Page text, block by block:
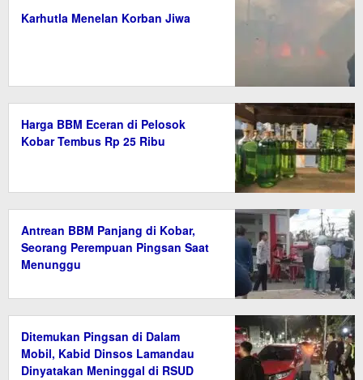
Karhutla Menelan Korban Jiwa
Harga BBM Eceran di Pelosok
Kobar Tembus Rp 25 Ribu
Antrean BBM Panjang di Kobar,
Seorang Perempuan Pingsan Saat
Menunggu
Ditemukan Pingsan di Dalam
Mobil, Kabid Dinsos Lamandau
Dinyatakan Meninggal di RSUD